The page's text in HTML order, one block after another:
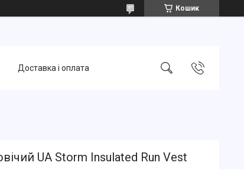
Кошик
Доставка і оплата
UA Storm Insulated Run Vest